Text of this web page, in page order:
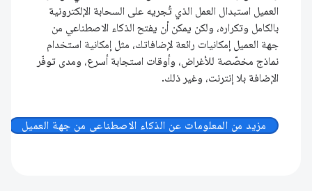
العميل استبدال العمل الذي تُجريه على السحابة الإلكترونية
بالكامل وتكراره، ولكن يمكن أن يفتح الذكاء الاصطناعي من
جهة العميل إمكانيات رائعة لإضافاتك، مثل إمكانية استخدام
نماذج مخصّصة للأغراض، وأوقات استجابة أسرع، ومدى توفّر
الإضافة بلا إنترنت، وغير ذلك.
مزيد من المعلومات عن الذكاء الاصطناعي من جهة العميل